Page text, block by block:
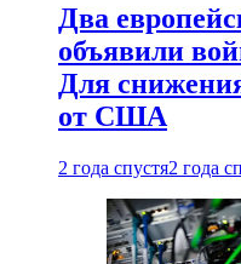
Два
объявили
Для
от США
2 года спустя2 года